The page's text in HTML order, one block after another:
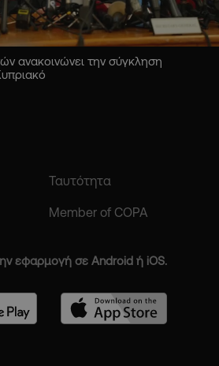
ανακοινώνει την σύγκληση
Ταυτότητα
Member of COPA
εφαρμογή σε Android ή iOS.